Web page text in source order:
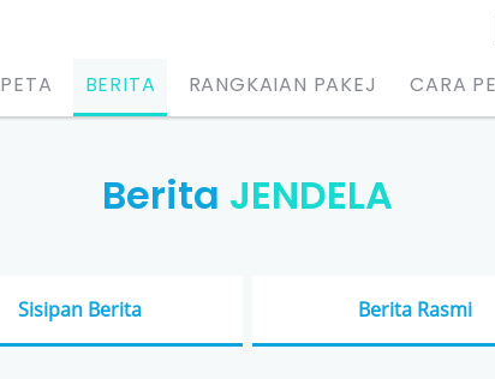
PETA BERITA RANGKAIAN PAKEJ CARA
Berita JENDELA
Sisipan Berita Berita Rasmi